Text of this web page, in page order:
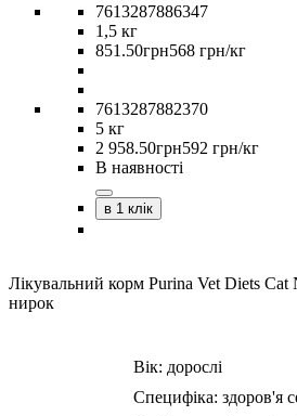
7613287886347
1,5 кг
851 .50грн568 грн/кг
7613287882370
5 кг
2 958.50грн592 грн/кг
В наявності
в 1 клік
Лікувальний корм Purina Vet Diets Cat
нирок
Вік: дорослі
Специфіка: здоров'я